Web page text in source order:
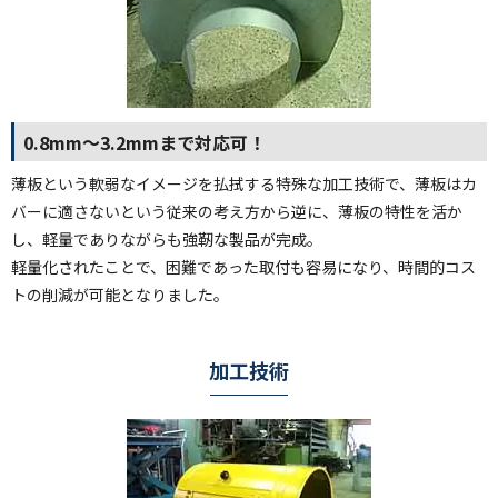
0.8mm～3.2mmまで対応可！
薄板という軟弱なイメージを払拭する特殊な加工技術で、薄板はカ
バーに適さないという従来の考え方から逆に、薄板の特性を活か
し、軽量でありながらも強靭な製品が完成。
軽量化されたことで、困難であった取付も容易になり、時間的コス
トの削減が可能となりました。
加工技術